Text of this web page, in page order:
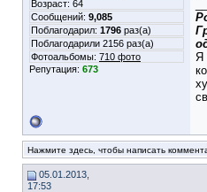
Возраст: 64
Сообщений: 9,085
Поблагодарил: 1796 раз(а)
Поблагодарили 2156 раз(а)
Фотоальбомы: 710 фото
Репутация: 673
Я
Нажмите здесь, чтобы написать
05.01.2013,
17:53